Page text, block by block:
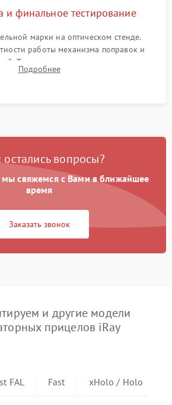
и финальное тестирование
марки на оптическом стенде.
работы механизма поправок и
Тестирование прицела на ударном
устойчивости к отдаче оружия и
Подробнее
остались вопросы?
мы свяжемся с Вами в ближайшее
время
Заказать звонок
и другие модели
прицелов iRay
FAL Fast xHolo / Holo